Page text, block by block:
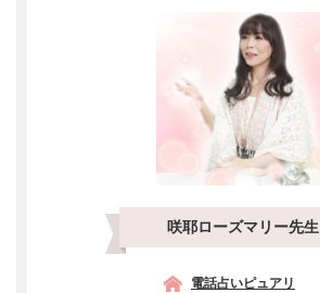
咲耶ローズマリー先生
電話占いピュアリ